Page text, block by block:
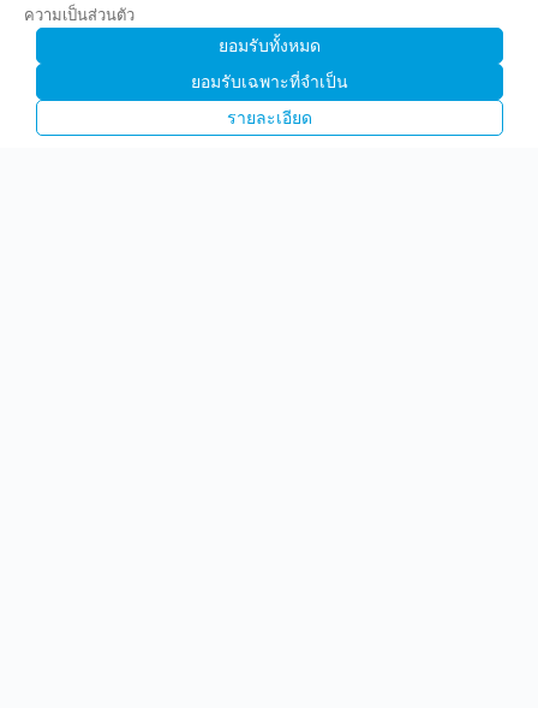
ความเป็นส่วนตัว
ยอมรับทั้งหมด
ยอมรับเฉพาะที่จำเป็น
รายละเอียด